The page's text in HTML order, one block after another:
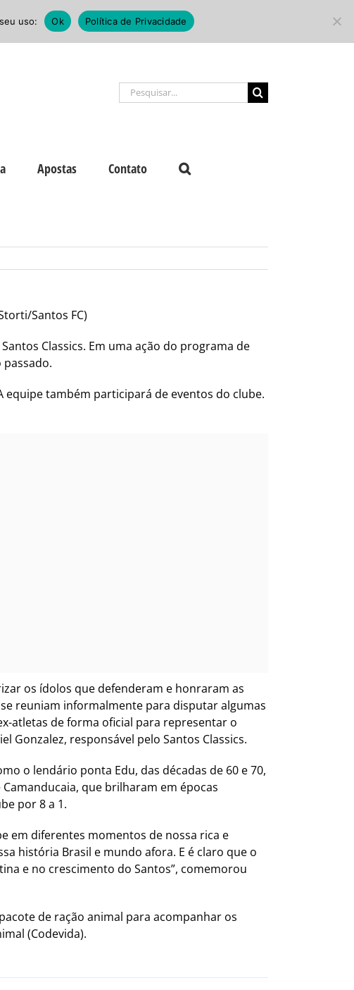
Buscar
resultados
Apostas Contato
Santos FC)
Classics. Em uma ação do programa de
também participará de eventos do clube.
os ídolos que defenderam e honraram as
reuniam informalmente para disputar algumas
atletas de forma oficial para representar o
Gonzalez, responsável pelo Santos Classics.
o lendário ponta Edu, das décadas de 60 e 70,
que brilharam em épocas
por 8 a 1.
em diferentes momentos de nossa rica e
história Brasil e mundo afora. E é claro que o
e no crescimento do Santos”, comemorou
de ração animal para acompanhar os
(Codevida).
uso: Ok Política de Privacidade